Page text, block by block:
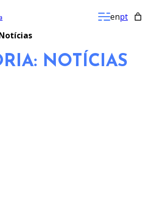
enpt
NOTÍCIAS